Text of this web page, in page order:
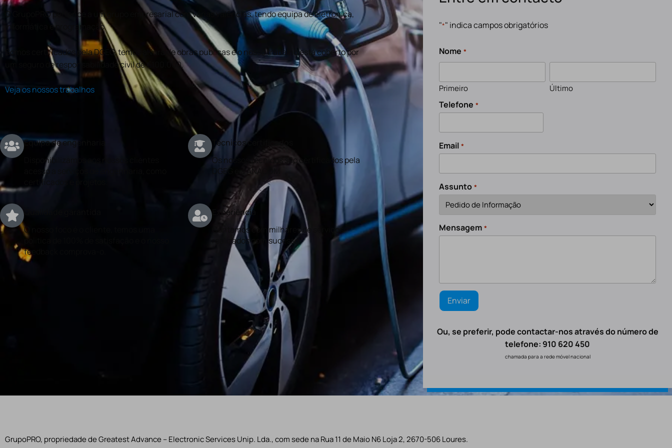
O GrupoPRO pertence a um grupo empresarial com várias valências, tendo equipa de eletronica,
informática e programação.
Somos certificados pela DGEG, temos alvará de obras publicas e o nosso trabalho está coberto por
um seguro de responsabilidade civil de €100.000.
Veja os nossos trabalhos
Equipa de engenharia
Disponibilizamos aos nossos clientes
acesso a serviços de engenharia, como
certificados e projetos.
Técnicos certificados
Os nossos técnicos são certificados pela
DGEG e a ANACOM
O nosso foco é o cliente, temos uma
politica de 100% de satisfação e o nosso
feedback comprova-o.
Experiência
Contamos com milhares de serviços
realizados com sucesso.
"*" indica campos obrigatórios
Nome *
Primeiro Último
Telefone *
Email *
Assunto *
Mensagem *
Ou, se preferir, pode contactar-nos através do número de
telefone: 910 620 450
chamada para a rede móvel nacional
GrupoPRO, propriedade de Greatest Advance – Electronic Services Unip. Lda., com sede na Rua 11 de Maio N6 Loja 2, 2670-506 Loures.